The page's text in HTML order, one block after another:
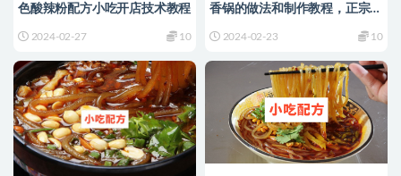
色酸辣粉配方小吃开店技术教程
2024-02-27 10
香锅的做法和制作教程，正宗技
2024-02-23 10